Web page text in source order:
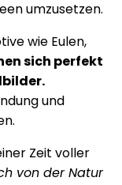
umzusetzen.
wie Eulen,
sich perfekt
und
Zeit voller
von der Natur